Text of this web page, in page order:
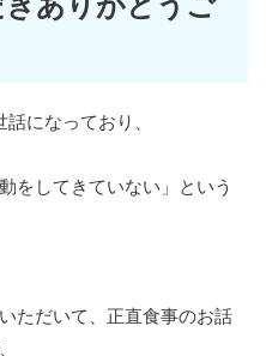
ありがとうご
になっており、
をしてきていない」という
ただいて、正直食事のお話